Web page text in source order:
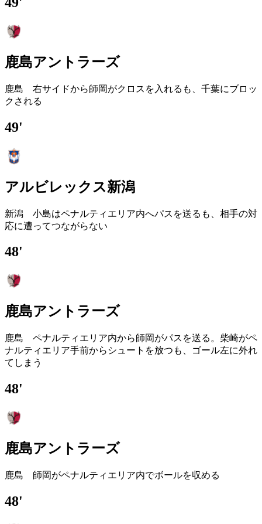
鹿島アントラーズ
鹿島 右サイドから師岡がクロスを入れるも、千葉にブロッ
クされる
49'
アルビレックス新潟
新潟 小島はペナルティエリア内へパスを送るも、相手の対
応に遭ってつながらない
48'
鹿島アントラーズ
鹿島 ペナルティエリア内から師岡がパスを送る。柴崎がペ
ナルティエリア手前からシュートを放つも、ゴール左に外れ
てしまう
48'
鹿島アントラーズ
鹿島 師岡がペナルティエリア内でボールを収める
48'